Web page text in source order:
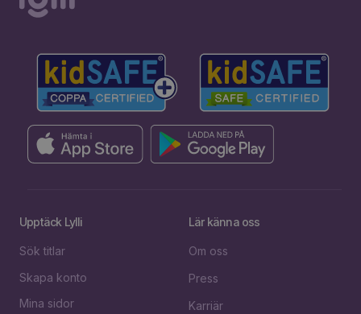
Upptäck Lylli
Sök titlar
Skapa konto
Mina sidor
Lär känna oss
Om oss
Press
Karriär